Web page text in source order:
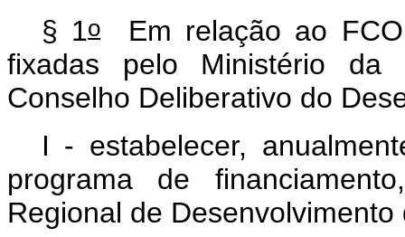
§ 1oEm relação ao FCO,
fixadas pelo Ministério da
Conselho Deliberativo do
I - estabelecer,
programa de
Regional de